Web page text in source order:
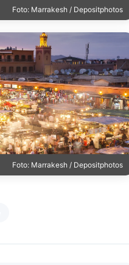
Foto: Marrakesh / Depositphotos
Foto: Marrakesh / Depositphotos